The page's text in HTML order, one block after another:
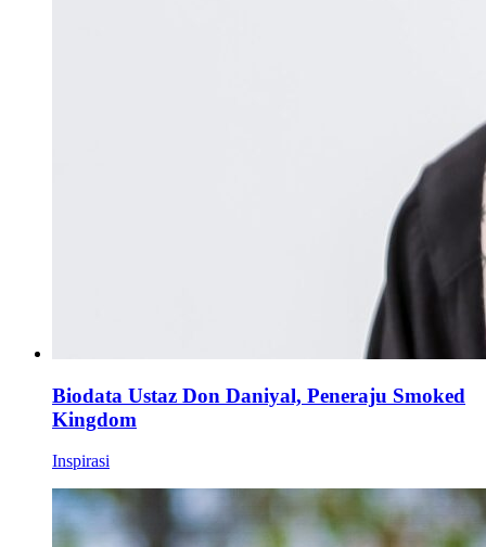
Biodata Ustaz Don Daniyal, Peneraju Smoked
Kingdom
Inspirasi